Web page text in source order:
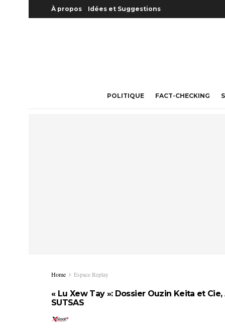
À propos Idées et Suggestions
POLITIQUE FACT-CHECKING
Home Espace Replay
« Lu Xew Tay »: Dossier Ouzin Keita et
SUTSAS